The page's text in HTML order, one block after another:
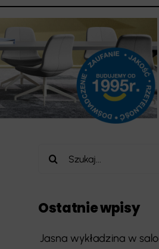
Szukaj
Ostatnie wpisy
Jasna wykładzina w